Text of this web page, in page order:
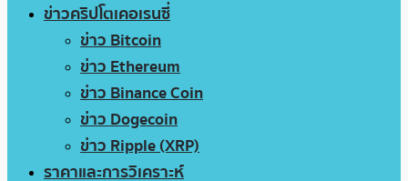
ข่าวคริปโตเคอเรนซี่
ข่าว Bitcoin
ข่าว Ethereum
ข่าว Binance Coin
ข่าว Dogecoin
ข่าว Ripple (XRP)
ราคาและการวิเคราะห์